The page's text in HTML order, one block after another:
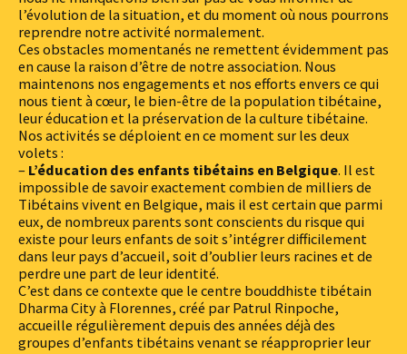
l’évolution de la situation, et du moment où nous pourrons
reprendre notre activité normalement.
Ces obstacles momentanés ne remettent évidemment pas
en cause la raison d’être de notre association. Nous
maintenons nos engagements et nos efforts envers ce qui
nous tient à cœur, le bien-être de la population tibétaine,
leur éducation et la préservation de la culture tibétaine.
Nos activités se déploient en ce moment sur les deux
volets :
– L’éducation des enfants tibétains en Belgique. Il est
impossible de savoir exactement combien de milliers de
Tibétains vivent en Belgique, mais il est certain que parmi
eux, de nombreux parents sont conscients du risque qui
existe pour leurs enfants de soit s’intégrer difficilement
dans leur pays d’accueil, soit d’oublier leurs racines et de
perdre une part de leur identité.
C’est dans ce contexte que le centre bouddhiste tibétain
Dharma City à Florennes, créé par Patrul Rinpoche,
accueille régulièrement depuis des années déjà des
groupes d’enfants tibétains venant se réapproprier leur